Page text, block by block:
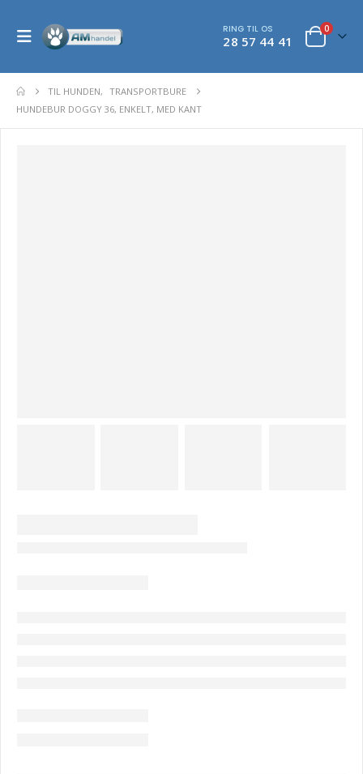
RING TIL OS
28 57 44 41
0
TIL HUNDEN,
TRANSPORTBURE
HUNDEBUR DOGGY 36, ENKELT, MED KANT